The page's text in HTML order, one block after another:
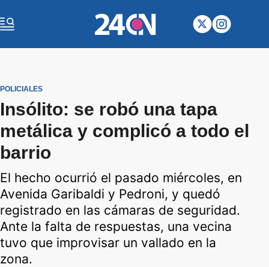
POLICIALES
Insólito: se robó una tapa
metálica y complicó a todo el
barrio
El hecho ocurrió el pasado miércoles, en
Avenida Garibaldi y Pedroni, y quedó
registrado en las cámaras de seguridad.
Ante la falta de respuestas, una vecina
tuvo que improvisar un vallado en la
zona.